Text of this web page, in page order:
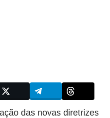
das novas diretrizes